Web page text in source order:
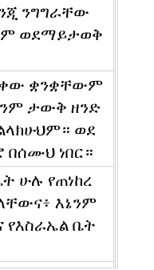
ንግግራቸው
ወደማይታወቅ
ቋንቋቸውም
ታውቅ ዘንድ
ወደ
በሰሙህ ነበር።
ሁሉ የጠነከረ
እኔንም
ቤት